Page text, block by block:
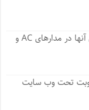
انواع اپتوکوپلر و کاربردهای آنها در مدارهای AC و
تحت وب سایت